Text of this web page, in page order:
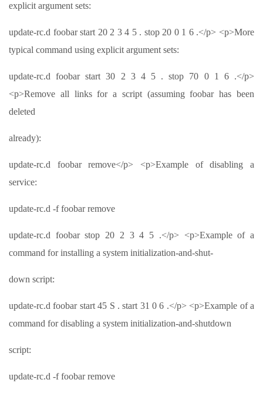
explicit argument sets:
update-rc.d foobar start 20 2 3 4 5 . stop 20 0 1 6 .</p> <p>More
typical command using explicit argument sets:
update-rc.d foobar start 30 2 3 4 5 . stop 70 0 1 6 .</p>
<p>Remove all links for a script (assuming foobar has been
deleted
already):
update-rc.d foobar remove</p> <p>Example of disabling a
service:
update-rc.d -f foobar remove
update-rc.d foobar stop 20 2 3 4 5 .</p> <p>Example of a
command for installing a system initialization-and-shut‐
down script:
update-rc.d foobar start 45 S . start 31 0 6 .</p> <p>Example of a
command for disabling a system initialization-and-shutdown
script:
update-rc.d -f foobar remove